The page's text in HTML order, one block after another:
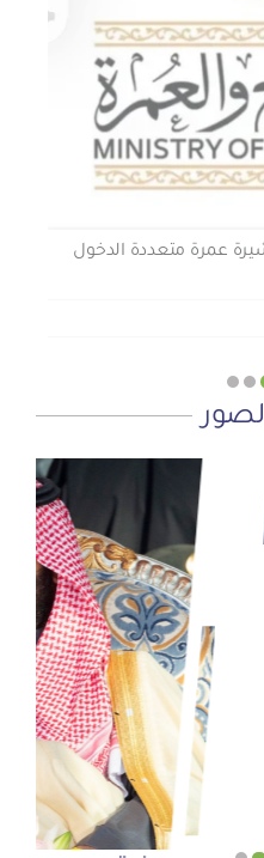
بنجران تنفذ مشروعي
بدعم من منصة ديم للمنح
عمرة متعددة الدخول